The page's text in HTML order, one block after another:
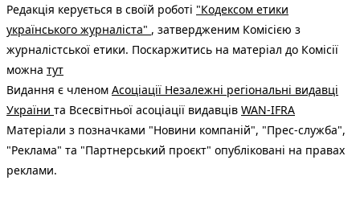
Редакція керується в своїй роботі "Кодексом етики
українського журналіста" , затвердженим Комісією з
журналістської етики. Поскаржитись на матеріал до Комісії
можна тут
Видання є членом Асоціації Незалежні регіональні видавці
України та Всесвітньої асоціації видавців WAN-IFRA
Матеріали з позначками "Новини компаній", "Прес-служба",
"Реклама" та "Партнерський проєкт" опубліковані на правах
реклами.